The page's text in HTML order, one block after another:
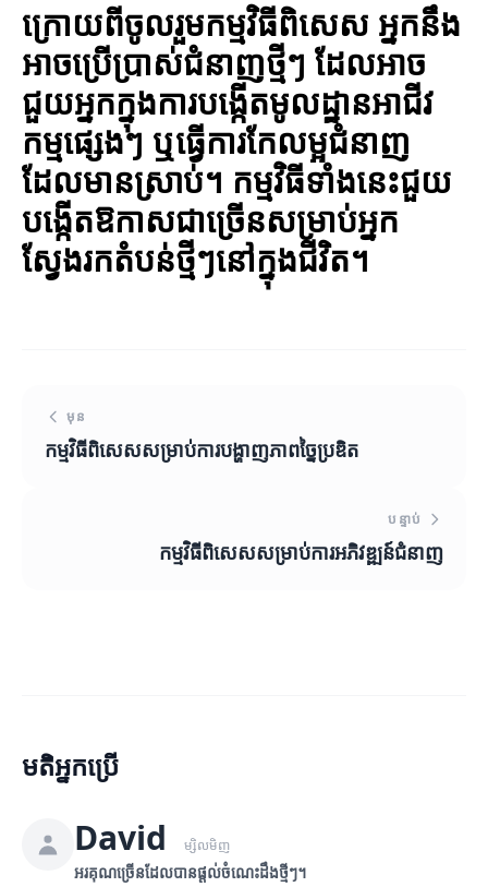
ក្រោយពីចូលរួមកម្មវិធីពិសេស អ្នកនឹង
អាចប្រើប្រាស់ជំនាញថ្មីៗ ដែលអាច
ជួយអ្នកក្នុងការបង្កើតមូលដ្ឋានអាជីវ
កម្មផ្សេងៗ ឬធ្វើការកែលម្អជំនាញ
ដែលមានស្រាប់។ កម្មវិធីទាំងនេះជួយ
បង្កើតឱកាសជាច្រើនសម្រាប់អ្នក
ស្វែងរកតំបន់ថ្មីៗនៅក្នុងជីវិត។
មុន
កម្មវិធីពិសេសសម្រាប់ការបង្ហាញភាពច្នៃប្រឌិត
បន្ទាប់
កម្មវិធីពិសេសសម្រាប់ការអភិវឌ្ឍន៍ជំនាញ
មតិអ្នកប្រើ
David ម្សិលមិញ
អរគុណច្រើនដែលបានផ្តល់ចំណេះដឹងថ្មីៗ។